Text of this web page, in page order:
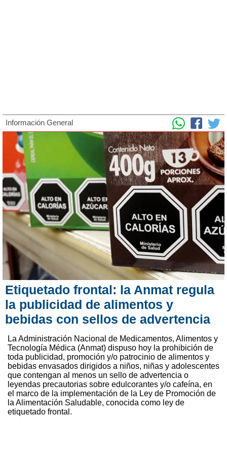
Información General
Etiquetado frontal: la Anmat regula
la publicidad de alimentos y
bebidas con sellos de advertencia
La Administración Nacional de Medicamentos, Alimentos y
Tecnología Médica (Anmat) dispuso hoy la prohibición de
toda publicidad, promoción y/o patrocinio de alimentos y
bebidas envasados dirigidos a niños, niñas y adolescentes
que contengan al menos un sello de advertencia o
leyendas precautorias sobre edulcorantes y/o cafeína, en
el marco de la implementación de la Ley de Promoción de
la Alimentación Saludable, conocida como ley de
etiquetado frontal.